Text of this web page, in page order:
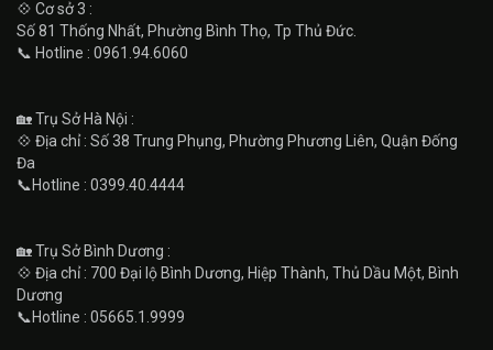
💠 Cơ sở 3 :
Số 81 Thống Nhất, Phường Bình Thọ, Tp Thủ Đức.
📞 Hotline : 0961.94.6060
🏡 Trụ Sở Hà Nội :
💠 Địa chỉ : Số 38 Trung Phụng, Phường Phương Liên, Quận Đống
Đa
📞Hotline : 0399.40.4444
🏡 Trụ Sở Bình Dương :
💠 Địa chỉ : 700 Đại lộ Bình Dương, Hiệp Thành, Thủ Dầu Một, Bình
Dương
📞Hotline : 05665.1.9999